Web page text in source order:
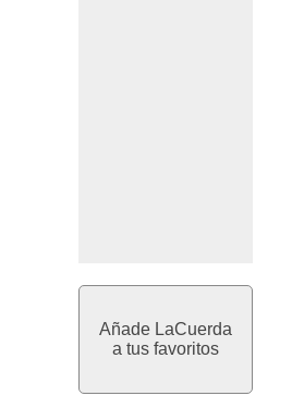
Añade LaCuerda
a tus favoritos